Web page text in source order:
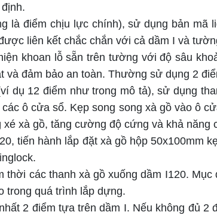
là điểm chịu lực chính), sử dụng bản mã
liên kết chắc chắn với cả dầm I và
khoan lỗ sẵn trên tường với độ sâu
đảm bảo an toàn. Thường sử dụng 2
dụ 12 điểm như trong mô tả), sử dụng
ô cửa sổ. Kẹp song song xà gồ vào ô
xà gồ, tăng cường độ cứng và khả năng
tiến hành lắp đặt xà gồ hộp 50x100mm
thời các thanh xà gồ xuống dầm I120.
trong quá trình lắp dựng.
2 điểm tựa trên dầm I. Nếu không đủ 2